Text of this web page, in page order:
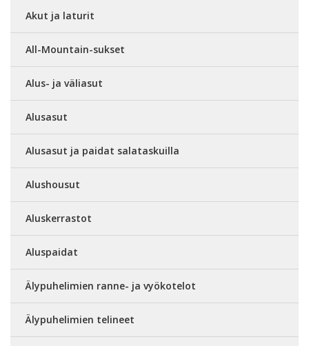
Akut ja laturit
All-Mountain-sukset
Alus- ja väliasut
Alusasut
Alusasut ja paidat salataskuilla
Alushousut
Aluskerrastot
Aluspaidat
Älypuhelimien ranne- ja vyökotelot
Älypuhelimien telineet